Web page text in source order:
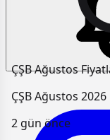
ÇŞB Ağustos
ÇŞB Ağustos
2 gün önce